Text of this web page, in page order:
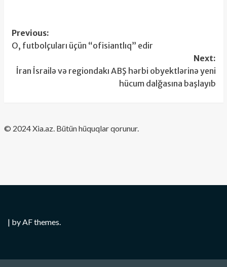
Post
navigation
Previous:
O, futbolçuları üçün “ofisiantlıq” edir
Next:
İran İsrailə və regiondakı ABŞ hərbi obyektlərinə yeni
hücum dalğasına başlayıb
​© 2024 Xia.az. Bütün hüquqlar qorunur.
| by AF themes.